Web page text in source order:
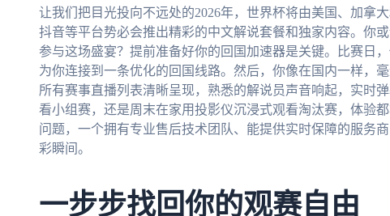
让我们把目光投向不远处的2026年，世界杯将由美国、加拿
抖音等平台势必会推出精彩的中文解说套餐和独家内容。你
参与这场盛宴？提前准备好你的回国加速器是关键。比赛日
为你连接到一条优化的回国线路。然后，你像在国内一样，
所有赛事直播列表清晰呈现，熟悉的解说员声音响起，实时
看小组赛，还是周末在家用投影仪沉浸式观看淘汰赛，体验
问题，一个拥有专业售后技术团队、能提供实时保障的服务
彩瞬间。
一步步找回你的观赛自由